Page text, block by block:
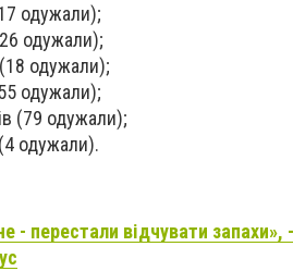
одужали);
одужали);
одужали);
одужали);
(79 одужали);
одужали).
- перестали відчувати